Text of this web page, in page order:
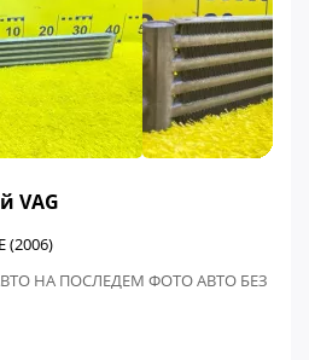
VAG
(2006)
НА ПОСЛЕДЕМ ФОТО АВТО БЕЗ